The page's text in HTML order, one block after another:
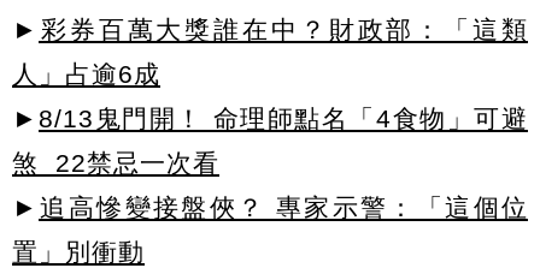
► 彩券百萬大獎誰在中？財政部：「這類
人」占逾6成
► 8/13鬼門開！ 命理師點名「4食物」可避
煞 22禁忌一次看
► 追高慘變接盤俠？ 專家示警：「這個位
置」別衝動